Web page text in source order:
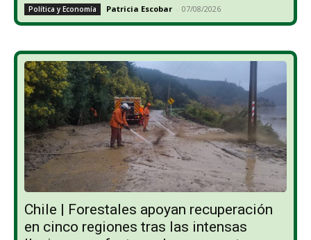
Política y Economía Patricia Escobar - 07/08/2026
Chile | Forestales apoyan recuperación
en cinco regiones tras las intensas